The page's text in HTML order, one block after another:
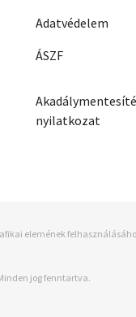
Adatvédelem
ÁSZF
nyilatkozat
elemének
jog fenntartva.